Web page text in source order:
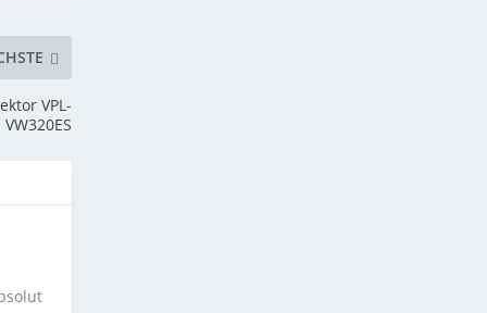
VPL-
VW320ES